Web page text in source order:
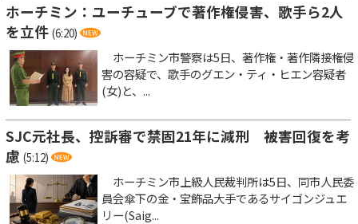
ホーチミン：ユーチューブで著作権侵害、歌手ら2人
を立件 (6:20)
ホーチミン市警察は5日、著作権・著作隣接権侵
害の容疑で、歌手のグエン・ティ・ヒエン容疑者
(女)と、...
SJC元社長、控訴審で禁固21年に減刑 被害回復を考
慮 (5:12)
ホーチミン市上級人民裁判所は5日、同市人民委
員会傘下の金・宝飾品大手であるサイゴンジュエ
リー(Saig...